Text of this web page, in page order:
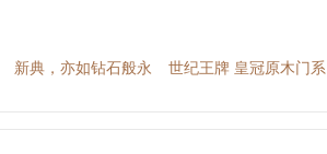
江山市赐福门业有限
新典，亦如钻石般永
世纪王牌 皇冠原木门系